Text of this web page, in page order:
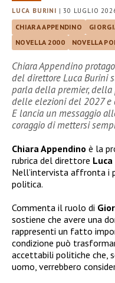
LUCA BURINI |30 LUGLIO
CHIARA APPENDINO
NOVELLA 2000
NOVELLA
Chiara Appendino
del direttore Luca Burini
parla della premier,
delle elezioni del 2027
E lancia un messaggio
coraggio di mettersi
Chiara Appendino è la
rubrica del direttore
Nell’intervista affronta i
politica.
Commenta il ruolo di
sostiene che avere una
rappresenti un fatto
condizione può
accettabili politiche che,
uomo, verrebbero